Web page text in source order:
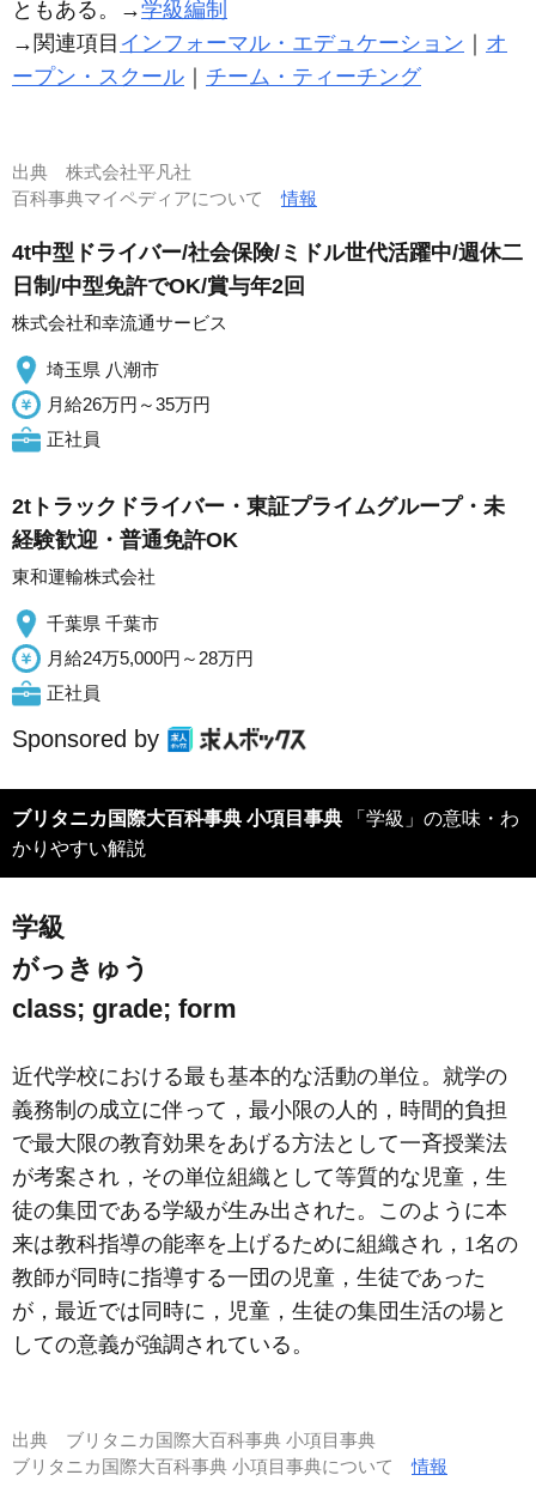
ともある。→学級編制
→関連項目 インフォーマル・エデュケーション
オ
ープン・スクール
チーム・ティーチング
出典 株式会社平凡社
百科事典マイペディアについて情報
4t中型ドライバー/社会保険/ミドル世代活躍中/週休二
日制/中型免許でOK/賞与年2回
株式会社和幸流通サービス
埼玉県 八潮市
月給26万円～35万円
正社員
2tトラックドライバー・東証プライムグループ・未
経験歓迎・普通免許OK
東和運輸株式会社
千葉県 千葉市
月給24万5,000円～28万円
正社員
Sponsored by
ブリタニカ国際大百科事典 小項目事典 「学級」の意味・わ
かりやすい解説
学級
がっきゅう
class; grade; form
近代学校における最も基本的な活動の単位。就学の
義務制の成立に伴って，最小限の人的，時間的負担
で最大限の教育効果をあげる方法として一斉授業法
が考案され，その単位組織として等質的な児童，生
徒の集団である学級が生み出された。このように本
来は教科指導の能率を上げるために組織され，1名の
教師が同時に指導する一団の児童，生徒であった
が，最近では同時に，児童，生徒の集団生活の場と
しての意義が強調されている。
出典 ブリタニカ国際大百科事典 小項目事典
ブリタニカ国際大百科事典 小項目事典について情報